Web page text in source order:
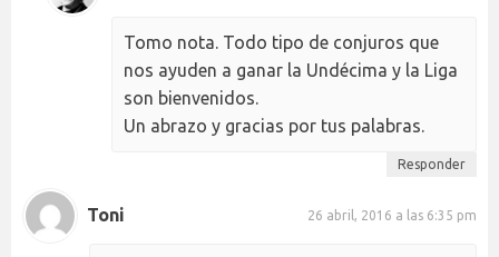
Tomo nota. Todo tipo de conjuros que
nos ayuden a ganar la Undécima y la Liga
son bienvenidos.
Un abrazo y gracias por tus palabras.
Responder
Toni 26 abril, 2016 a las 6:35 pm